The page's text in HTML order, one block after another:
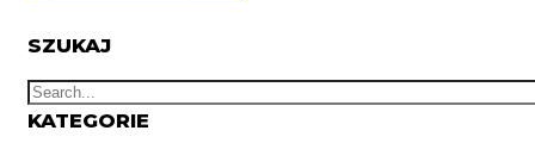
SZUKAJ
KATEGORIE